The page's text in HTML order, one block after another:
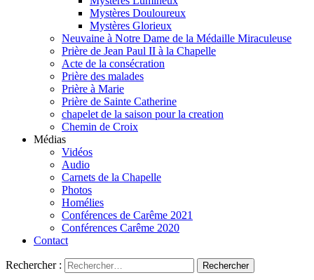
Mystères Douloureux
Mystères Glorieux
Neuvaine à Notre Dame de la Médaille Miraculeuse
Prière de Jean Paul II à la Chapelle
Acte de la consécration
Prière des malades
Prière à Marie
Prière de Sainte Catherine
chapelet de la saison pour la creation
Chemin de Croix
Médias
Vidéos
Audio
Carnets de la Chapelle
Photos
Homélies
Conférences de Carême 2021
Conférences Carême 2020
Contact
Rechercher :